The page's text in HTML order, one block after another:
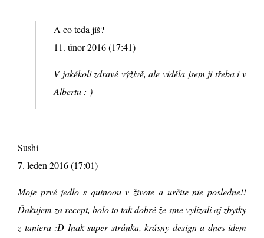
A co teda jíš?
11. únor 2016 (17:41)
V jakékoli zdravé výživě, ale viděla jsem ji třeba i v
Albertu :-)
Sushi
7. leden 2016 (17:01)
Moje prvé jedlo s quinoou v živote a určite nie posledne!!
Ďakujem za recept, bolo to tak dobré že sme vylízali aj zbytky
z taniera :D Inak super stránka, krásny design a dnes idem